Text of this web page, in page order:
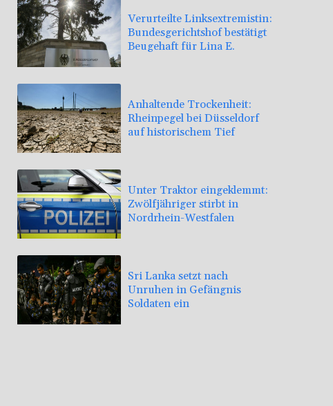
Verurteilte Linksextremistin:
Bundesgerichtshof bestätigt
Beugehaft für Lina E.
Anhaltende Trockenheit:
Rheinpegel bei Düsseldorf
auf historischem Tief
Unter Traktor eingeklemmt:
Zwölfjähriger stirbt in
Nordrhein-Westfalen
Sri Lanka setzt nach
Unruhen in Gefängnis
Soldaten ein